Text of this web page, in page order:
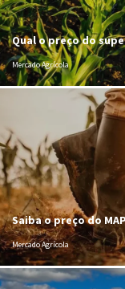
Qual o preço do
Mercado Agrícola
Saiba o preço do
Mercado Agrícola